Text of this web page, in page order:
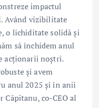
impactul
Având vizibilitate
o lichiditate solidă și
să închidem anul
acționarii noștri.
și avem
anul 2025 și în anii
Căpitanu, co-CEO al